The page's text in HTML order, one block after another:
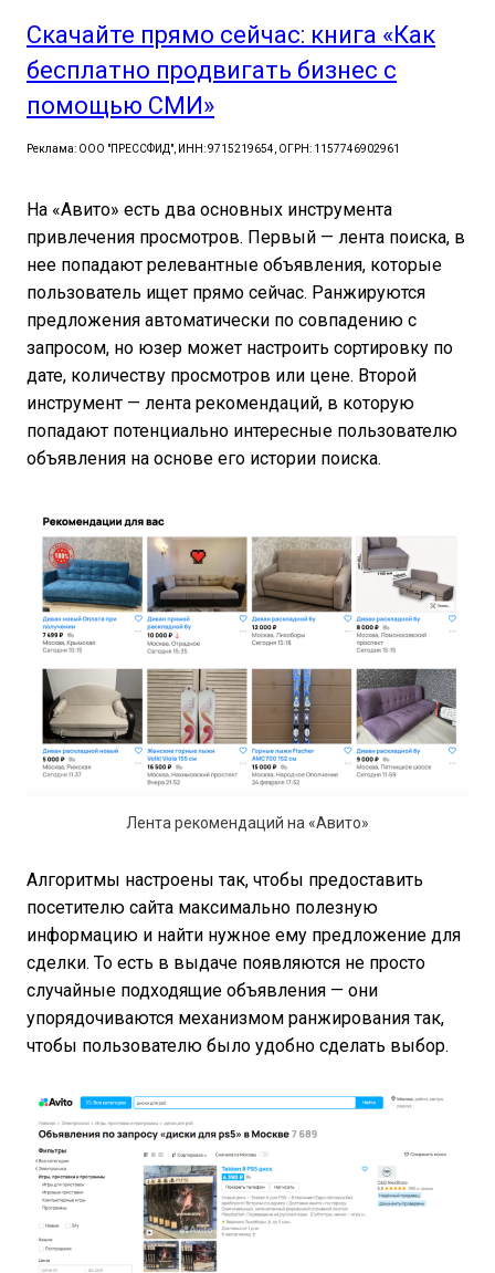
Скачайте прямо сейчас: книга «Как
бесплатно продвигать бизнес с
помощью СМИ»
Реклама: ООО "ПРЕССФИД", ИНН: 9715219654, ОГРН: 1157746902961
На «Авито» есть два основных инструмента
привлечения просмотров. Первый — лента поиска, в
нее попадают релевантные объявления, которые
пользователь ищет прямо сейчас. Ранжируются
предложения автоматически по совпадению с
запросом, но юзер может настроить сортировку по
дате, количеству просмотров или цене. Второй
инструмент — лента рекомендаций, в которую
попадают потенциально интересные пользователю
объявления на основе его истории поиска.
Лента рекомендаций на «Авито»
Алгоритмы настроены так, чтобы предоставить
посетителю сайта максимально полезную
информацию и найти нужное ему предложение для
сделки. То есть в выдаче появляются не просто
случайные подходящие объявления — они
упорядочиваются механизмом ранжирования так,
чтобы пользователю было удобно сделать выбор.